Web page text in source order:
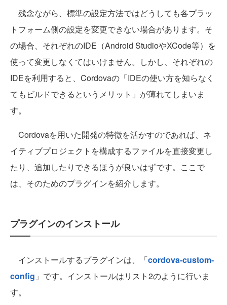
残念ながら、標準の設定方法ではどうしても各プラッ
トフォーム側の設定を変更できない場合があります。そ
の場合、それぞれのIDE（Android StudioやXCode等）を
使って変更しなくてはいけません。しかし、それぞれの
IDEを利用すると、Cordovaの「IDEの使い方を知らなく
てもビルドできるというメリット」が薄れてしまいま
す。
Cordovaを用いた開発の特徴を活かすのであれば、ネ
イティブプロジェクトを構成するファイルを直接変更し
たり、追加したりできるほうが良いはずです。ここで
は、そのためのプラグインを紹介します。
プラグインのインストール
インストールするプラグインは、「cordova-custom-
config 」です。インストールはリスト2のように行いま
す。